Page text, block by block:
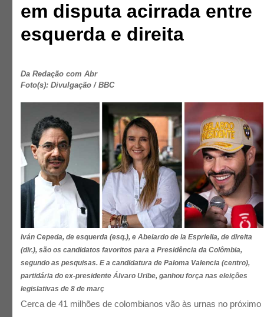
em disputa acirrada entre
esquerda e direita
Da Redação com Abr
Foto(s): Divulgação / BBC
Iván Cepeda, de esquerda (esq.), e Abelardo de la Espriella, de direita
(dir.), são os candidatos favoritos para a Presidência da Colômbia,
segundo as pesquisas. E a candidatura de Paloma Valencia (centro),
partidária do ex-presidente Álvaro Uribe, ganhou força nas eleições
legislativas de 8 de març
Cerca de 41 milhões de colombianos vão às urnas no próximo